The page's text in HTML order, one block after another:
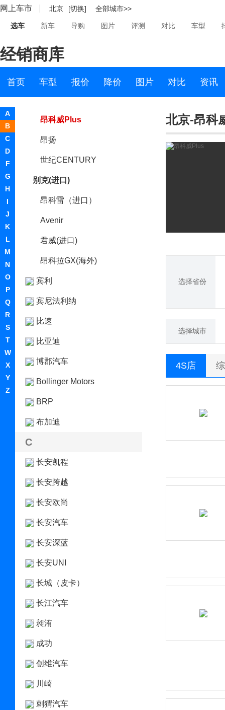
网上车市 北京 [切换] 全部城市>>
选车 新车 导购 图片 评测 对比 车型
经销商库
首页 车型 报价 降价 图片 对比 资讯
A
B
C
D
F
G
H
I
J
K
L
M
N
O
P
Q
R
S
T
W
X
Y
Z
微蓝7
昂科威S
Electra-X
昂科威Plus
昂扬
世纪CENTURY
别克(进口)
昂科雷（进口）
Avenir
君威(进口)
昂科拉GX(海外)
宾利
宾尼法利纳
比速
比亚迪
博郡汽车
Bollinger Motors
BRP
布加迪
C
长安凯程
长安跨越
长安欧尚
长安汽车
长安深蓝
长安UNI
长城（皮卡）
长江汽车
昶洧
成功
创维汽车
川崎
刺猬汽车
北京-昂科
选择省份
选择城市
4S店